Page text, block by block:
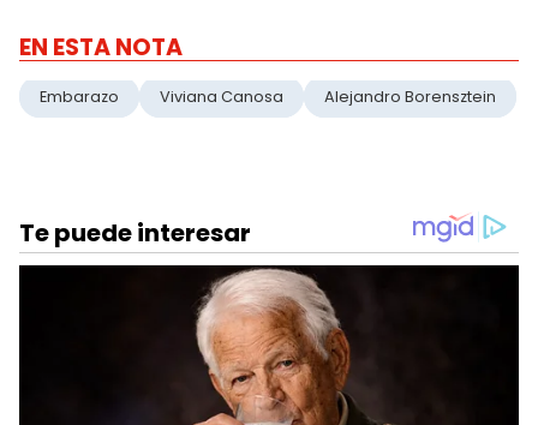
EN ESTA NOTA
Embarazo Viviana Canosa Alejandro Borensztein